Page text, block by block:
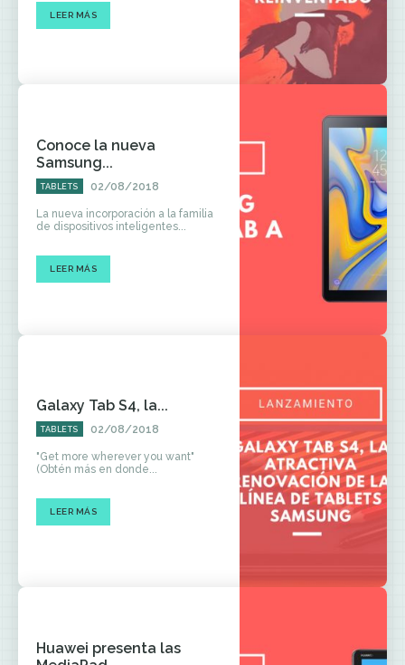
LEER MÁS
Conoce la nueva
Samsung...
TABLETS 02/08/2018
La nueva incorporación a la familia
de dispositivos inteligentes...
LEER MÁS
Galaxy Tab S4, la...
TABLETS 02/08/2018
"Get more wherever you want"
(Obtén más en donde...
LEER MÁS
Huawei presenta las